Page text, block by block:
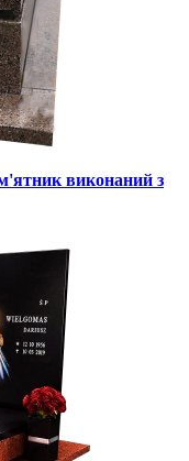
виконаний з